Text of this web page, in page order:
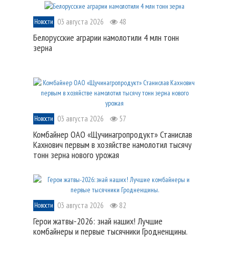
Новости 03 августа 2026 48
Белорусские аграрии намолотили 4 млн тонн
зерна
Новости 03 августа 2026 57
Комбайнер ОАО «Щучинагропродукт» Станислав
Кахнович первым в хозяйстве намолотил тысячу
тонн зерна нового урожая
Новости 03 августа 2026 82
Герои жатвы-2026: знай наших! Лучшие
комбайнеры и первые тысячники Гродненщины.